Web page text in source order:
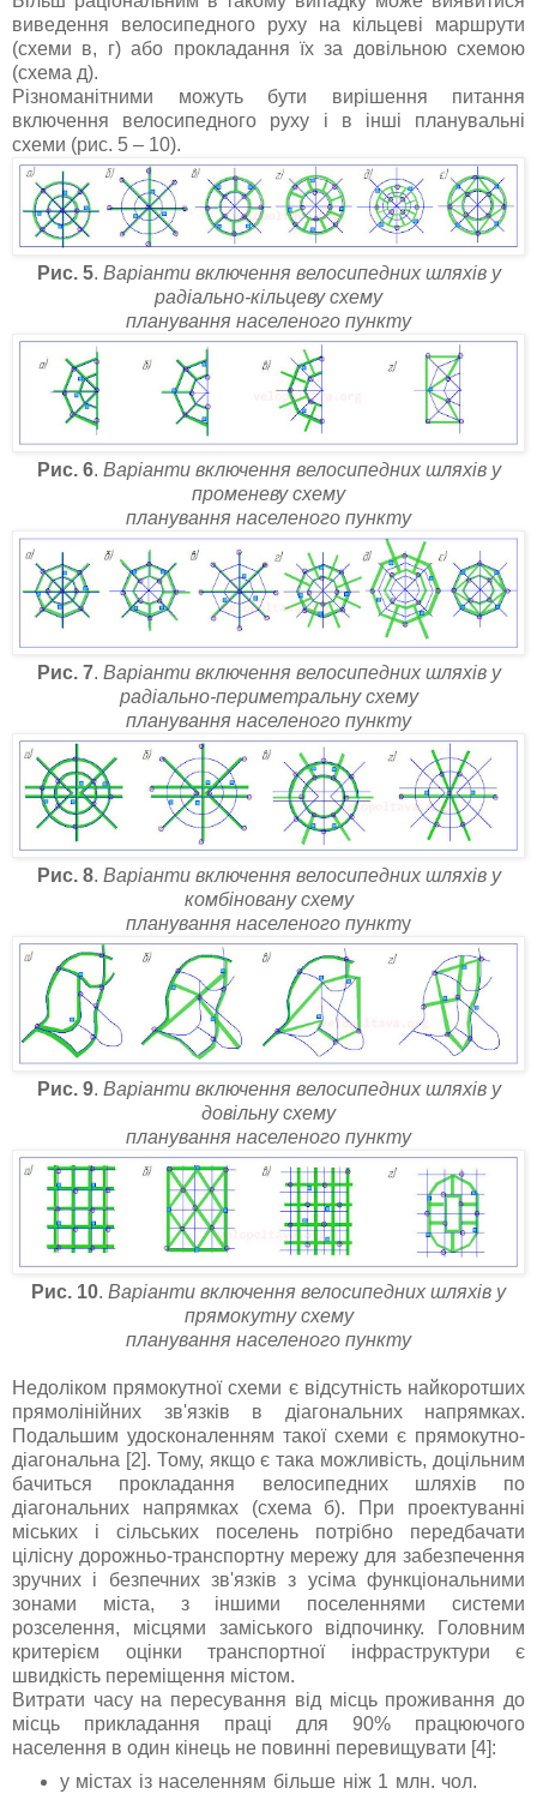
виведення велосипедного руху на кільцеві маршрути
(схеми в, г) або прокладання їх за довільною схемою
(схема д).
Різноманітними можуть бути вирішення питання
включення велосипедного руху і в інші планувальні
схеми (рис. 5 – 10).
Рис. 5. Варіанти включення велосипедних шляхів у
радіально-кільцеву схему
планування населеного пункту
Рис. 6. Варіанти включення велосипедних шляхів у
променеву схему
планування населеного пункту
Рис. 7. Варіанти включення велосипедних шляхів у
радіально-периметральну схему
планування населеного пункту
Рис. 8. Варіанти включення велосипедних шляхів у
комбіновану схему
планування населеного пункту
Рис. 9. Варіанти включення велосипедних шляхів у
довільну схему
планування населеного пункту
Рис. 10. Варіанти включення велосипедних шляхів у
прямокутну схему
планування населеного пункту
Недоліком прямокутної схеми є відсутність найкоротших
прямолінійних зв'язків в діагональних напрямках.
Подальшим удосконаленням такої схеми є прямокутно-
діагональна [2]. Тому, якщо є така можливість, доцільним
бачиться прокладання велосипедних шляхів по
діагональних напрямках (схема б). При проектуванні
міських і сільських поселень потрібно передбачати
цілісну дорожньо-транспортну мережу для забезпечення
зручних і безпечних зв'язків з усіма функціональними
зонами міста, з іншими поселеннями системи
розселення, місцями заміського відпочинку. Головним
критерієм оцінки транспортної інфраструктури є
швидкість переміщення містом.
Витрати часу на пересування від місць проживання до
місць прикладання праці для 90% працюючого
населення в один кінець не повинні перевищувати [4]:
у містах із населенням більше ніж 1 млн. чол.